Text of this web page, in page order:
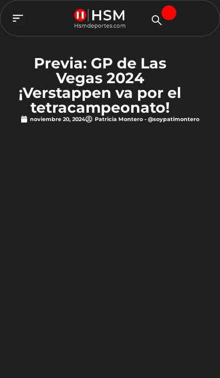
Previa: GP de Las
Vegas 2024
¡Verstappen va por el
tetracampeonato!
noviembre 20, 2024 Patricia Montero - @soypatimontero